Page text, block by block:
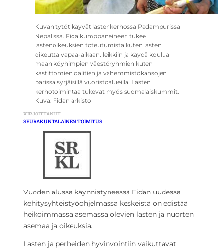
Kuvan tytöt käyvät lastenkerhossa Padampurissa
Nepalissa. Fida kumppaneineen tukee
lastenoikeuksien toteutumista kuten lasten
oikeutta vapaa-aikaan, leikkiin ja käydä koulua
maan köyhimpien väestöryhmien kuten
kastittomien dalitien ja vähemmistökansojen
parissa syrjäisillä vuoristoalueilla. Lasten
kerhotoimintaa tukevat myös suomalaiskummit.
Kuva: Fidan arkisto
KIRJOITTANUT
SEURAKUNTALAINEN TOIMITUS
Vuoden alussa käynnistyneessä Fidan uudessa
kehitysyhteistyöohjelmassa keskeistä on edistää
heikoimmassa asemassa olevien lasten ja nuorten
asemaa ja oikeuksia.
Lasten ja perheiden hyvinvointiin vaikuttavat